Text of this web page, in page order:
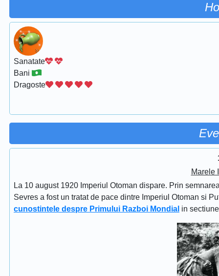
Sanatate
Bani
Dragoste
Marele
La 10 august 1920 Imperiul Otoman dispare. Prin
Sevres a fost un tratat de pace dintre Imperiul Otoman si
cunostintele despre Primului Razboi Mondial in